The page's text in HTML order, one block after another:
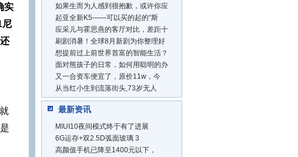
实
尼
如果生而为人感到很抱歉，或许你应
起亚全新K5——可以买的起的“斯
应采儿与霍思燕的客厅对比，差距十
刷剧消暑！全球8月新剧为你整理好
想提前过上前世界首富的智能生活？
面对熊孩子的日常，如何用聪明的办
又一合资车便宜了，原价11w，今
从当红小生到流落街头,73岁无人
最新资讯
MIUI10夜间模式终于有了进展
6G运存+双2.5D弧面玻璃 3
高颜值手机已降至1400元以下，